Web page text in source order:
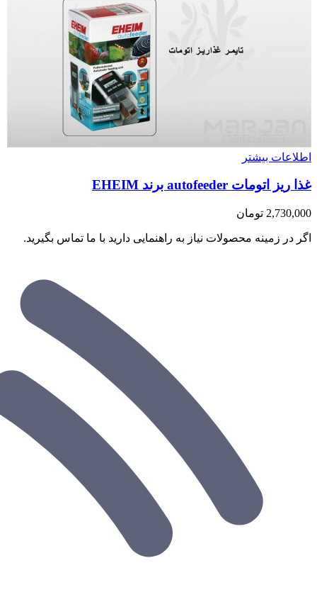
اطلاعات بیشتر
غذا ریز اتومات autofeeder برند EHEIM
2,730,000 تومان
اگر در زمینه محصولات نیاز به راهنمایی دارید با ما تماس بگیرید.